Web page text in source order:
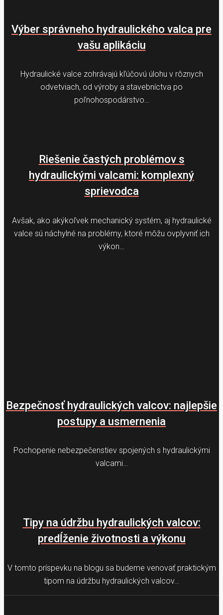
Výber správneho hydraulického valca pre
vašu aplikáciu
Hydraulické valce zohrávajú kľúčovú úlohu v rôznych
odvetviach, od výroby a stavebníctva po
poľnohospodárstvo…
Riešenie častých problémov s
hydraulickými valcami: komplexný
sprievodca
Avšak, ako akýkoľvek mechanický systém, aj hydraulické
valce sú náchylné na problémy, ktoré môžu ovplyvniť ich
výkon…
Bezpečnosť hydraulických valcov: najlepšie
postupy a usmernenia
Pochopenie nebezpečenstiev spojených s hydraulickými
valcami…
Tipy na údržbu hydraulických valcov:
predĺženie životnosti a výkonu
V tomto príspevku na blogu sa budeme venovať praktickým
tipom na údržbu hydraulických valcov…